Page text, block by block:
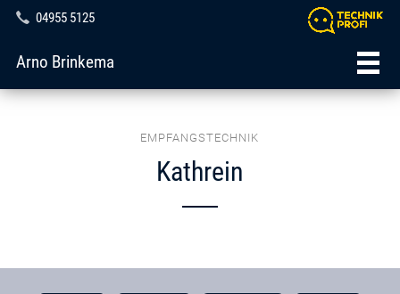
04955 5125
Arno Brinkema
EMPFANGSTECHNIK
Kathrein